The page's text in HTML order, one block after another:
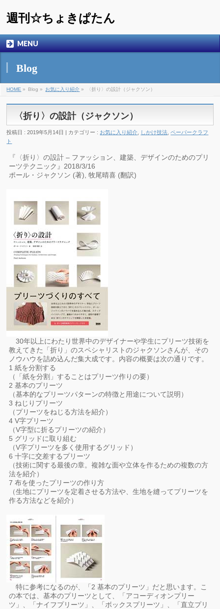
週刊☆ちょきぱたん
MENU
Blog
HOME » Blog » お気に入り紹介 » 〈折り〉の設計（ジャクソン）
〈折り〉の設計（ジャクソン）
投稿日 : 2019年5月14日 | カテゴリー : お気に入り紹介 しかけ技法 ,ペーパークラフ
ト
『〈折り〉の設計 – ファッション、建築、デザインのためのプリ
ーツテクニック』2018/3/16
ポール・ジャクソン (著), 牧尾晴喜 (翻訳)
30年以上にわたり世界中のデザイナーや学生にプリーツ技術を
教えてきた「折り」のスペシャリストのジャクソンさんが、その
ノウハウを詰め込んだ集大成です。内容の概要は次の通りです。
1 紙を分割する
（「紙を分割」することはプリーツ作りの要）
2 基本のプリーツ
（基本的なプリーツパターンの特徴と用途について説明）
3 ねじりプリーツ
（プリーツをねじる方法を紹介）
4 V字プリーツ
（V字型に折るプリーツの紹介）
5 グリッドに取り組む
（V字プリーツを多く使用するグリッド）
6 十字に交差するプリーツ
（技術に関する最後の章。複雑な面や立体を作るための複数の方
法を紹介）
7 布を使ったプリーツの作り方
（生地にプリーツを定着させる方法や、生地を縫ってプリーツを
作る方法などを紹介）
特に参考になるのが、「2 基本のプリーツ」だと思います。こ
の本では、基本のプリーツとして、「アコーディオンプリー
ツ」、「ナイフプリーツ」、「ボックスプリーツ」、「直立プリ